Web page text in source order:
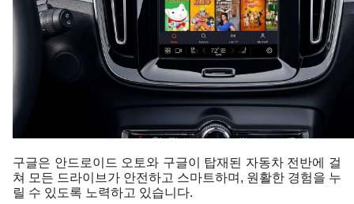
구글은 안드로이드 오토와 구글이 탑재된 자동차 전반에 걸
쳐 모든 드라이브가 안전하고 스마트하며, 원활한 경험을 누
릴 수 있도록 노력하고 있습니다.